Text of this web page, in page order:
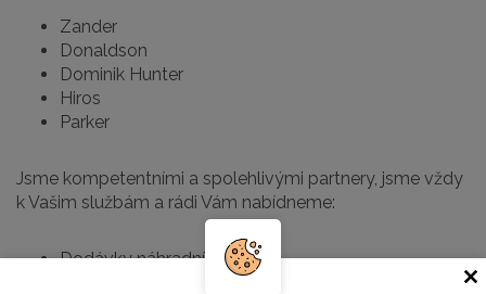
Zander
Donaldson
Dominik Hunter
Hiros
Parker
Jsme kompetentními a spolehlivými partnery, jsme vždy
k Vašim službám a rádi Vám nabídneme:
Dodávky náhradních dílů